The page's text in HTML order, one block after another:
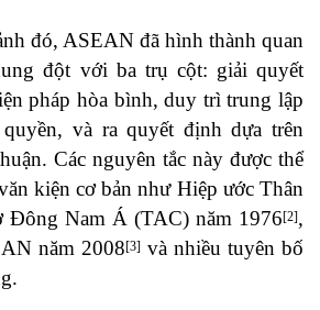
đó, ASEAN đã hình thành quan
đột với ba trụ cột: giải quyết
pháp hòa bình, duy trì trung lập
và ra quyết định dựa trên
Các nguyên tắc này được thể
kiện cơ bản như Hiệp ước Thân
Đông Nam Á (TAC) năm 1976 [2] ,
năm 2008 [3]
và nhiều tuyên bố